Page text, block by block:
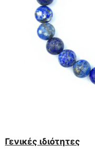
Γενικές ιδιότητες